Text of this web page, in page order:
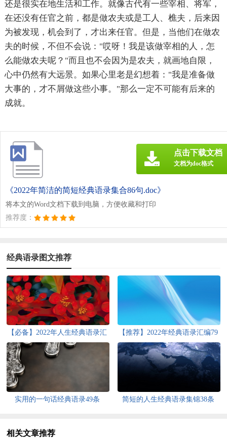
还是很实在地生活和工作。就像古代有一些宰相、将军，
在还没有任官之前，都是做农夫或是工人、樵夫，后来因
为被发现，机会到了，才出来任官。但是，当他们在做农
夫的时候，不但不会说："哎呀！我是该做宰相的人，怎
么能做农夫呢？"而且也不会因为是农夫，就画地自限，
心中仍然有大远景。如果心里老是幻想着："我是准备做
大事的，才不屑做这些小事。"那么一定不可能有后来的
成就。
《2022年简洁的简短经典语录集合86句.doc》
将本文的Word文档下载到电脑，方便收藏和打印
推荐度：
点击下载文档
文档为doc格式
经典语录图文推荐
【必备】2022年人生经典语录汇
编80条
【推荐】2022年经典语录汇编79
条
实用的一句话经典语录49条 简短的人生经典语录集锦38条
相关文章推荐